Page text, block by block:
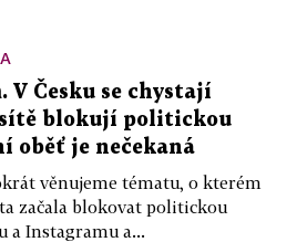
V Česku se chystají
blokují politickou
oběť je nečekaná
věnujeme tématu, o kterém
začala blokovat politickou
a Instagramu a...